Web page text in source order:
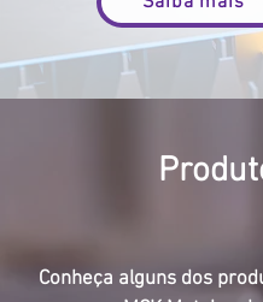
Conheça alguns dos